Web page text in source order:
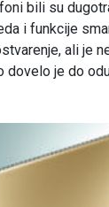
bili su
i funkcije
ali je
je do